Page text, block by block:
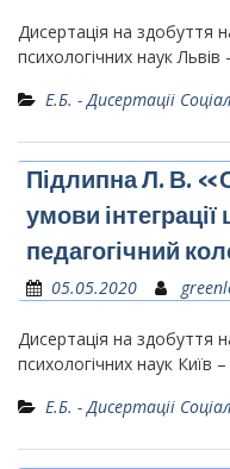
Дисертація на здобуття
психологічних наук
Е.Б. - Дисертаціі
Підлипна Л. В.
умови
педагогічний
05.05.2020
Дисертація на здобуття
психологічних наук Київ
Е.Б. - Дисертаціі